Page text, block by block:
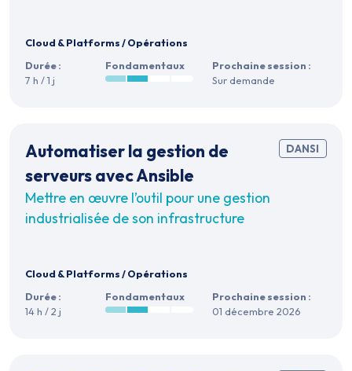
Cloud & Platforms/Opérations
Durée :
7 h / 1 j
Fondamentaux
Prochaine session :
Sur demande
DANSI
Automatiser la gestion de
serveurs avec Ansible
Mettre en œuvre l’outil pour une gestion
industrialisée de son infrastructure
Cloud & Platforms/Opérations
Durée :
14 h / 2 j
Fondamentaux
Prochaine session :
01 décembre 2026